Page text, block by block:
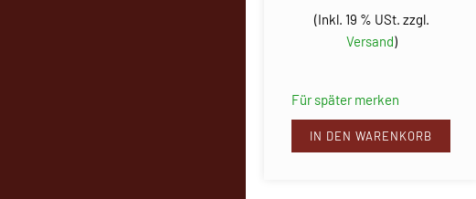
(Inkl. 19 % USt. zzgl.
Versand)
Für später merken
IN DEN WARENKORB